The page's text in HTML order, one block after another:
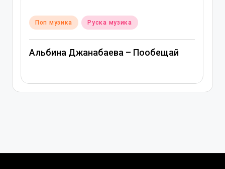
Posted
Поп музика Руска музика
Альбина Джанабаева – Пообещай